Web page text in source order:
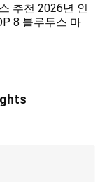
추천 2026년 인
8 블루투스 마